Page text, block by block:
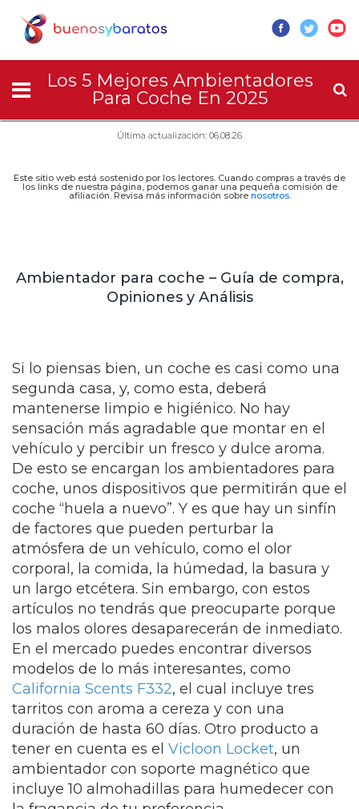
Los 5 Mejores Ambientadores
Para Coche En 2025
Última actualización: 06.08.26
Este sitio web está sostenido por los lectores. Cuando compras a través de
los links de nuestra página, podemos ganar una pequeña comisión de
afiliación. Revisa más información sobre nosotros.
Ambientador para coche – Guía de compra,
Opiniones y Análisis
Si lo piensas bien, un coche es casi como una
segunda casa, y, como esta, deberá
mantenerse limpio e higiénico. No hay
sensación más agradable que montar en el
vehículo y percibir un fresco y dulce aroma.
De esto se encargan los ambientadores para
coche, unos dispositivos que permitirán que el
coche “huela a nuevo”. Y es que hay un sinfín
de factores que pueden perturbar la
atmósfera de un vehículo, como el olor
corporal, la comida, la húmedad, la basura y
un largo etcétera. Sin embargo, con estos
artículos no tendrás que preocuparte porque
los malos olores desaparecerán de inmediato.
En el mercado puedes encontrar diversos
modelos de lo más interesantes, como
California Scents F332, el cual incluye tres
tarritos con aroma a cereza y con una
duración de hasta 60 días. Otro producto a
tener en cuenta es el Vicloon Locket, un
ambientador con soporte magnético que
incluye 10 almohadillas para humedecer con